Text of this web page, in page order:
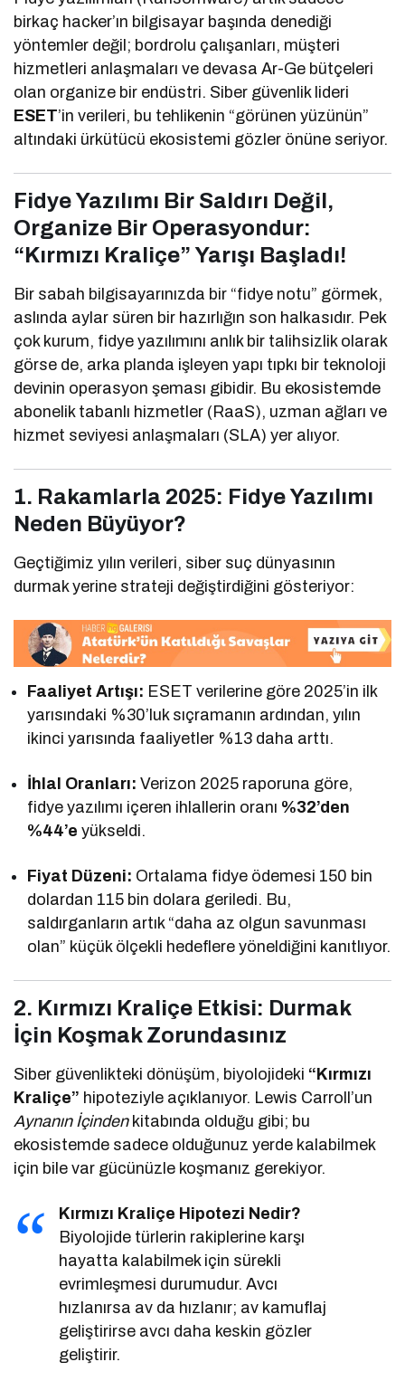
birkaç hacker’ın bilgisayar başında denediği
yöntemler değil; bordrolu çalışanları, müşteri
hizmetleri anlaşmaları ve devasa Ar-Ge bütçeleri
olan organize bir endüstri. Siber güvenlik lideri
ESET’in verileri, bu tehlikenin “görünen yüzünün”
altındaki ürkütücü ekosistemi gözler önüne seriyor.
Fidye Yazılımı Bir Saldırı Değil,
Organize Bir Operasyondur:
“Kırmızı Kraliçe” Yarışı Başladı!
Bir sabah bilgisayarınızda bir “fidye notu” görmek,
aslında aylar süren bir hazırlığın son halkasıdır. Pek
çok kurum, fidye yazılımını anlık bir talihsizlik olarak
görse de, arka planda işleyen yapı tıpkı bir teknoloji
devinin operasyon şeması gibidir. Bu ekosistemde
abonelik tabanlı hizmetler (RaaS), uzman ağları ve
hizmet seviyesi anlaşmaları (SLA) yer alıyor.
1. Rakamlarla 2025: Fidye Yazılımı
Neden Büyüyor?
Geçtiğimiz yılın verileri, siber suç dünyasının
durmak yerine strateji değiştirdiğini gösteriyor:
Faaliyet Artışı: ESET verilerine göre 2025’in ilk
yarısındaki %30’luk sıçramanın ardından, yılın
ikinci yarısında faaliyetler %13 daha arttı.
İhlal Oranları: Verizon 2025 raporuna göre,
fidye yazılımı içeren ihlallerin oranı %32’den
%44’e yükseldi.
Fiyat Düzeni: Ortalama fidye ödemesi 150 bin
dolardan 115 bin dolara geriledi. Bu,
saldırganların artık “daha az olgun savunması
olan” küçük ölçekli hedeflere yöneldiğini kanıtlıyor.
2. Kırmızı Kraliçe Etkisi: Durmak
İçin Koşmak Zorundasınız
Siber güvenlikteki dönüşüm, biyolojideki “Kırmızı
Kraliçe” hipoteziyle açıklanıyor. Lewis Carroll’un
Aynanın İçindenkitabında olduğu gibi; bu
ekosistemde sadece olduğunuz yerde kalabilmek
için bile var gücünüzle koşmanız gerekiyor.
Kırmızı Kraliçe Hipotezi Nedir?
Biyolojide türlerin rakiplerine karşı
hayatta kalabilmek için sürekli
evrimleşmesi durumudur. Avcı
hızlanırsa av da hızlanır; av kamuflaj
geliştirirse avcı daha keskin gözler
geliştirir.